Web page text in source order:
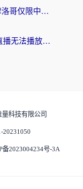
在国外看世界杯法国 VS 摩洛哥仅限中国大陆？别让地域限制拦下你的欢呼
在澳大利亚看抖音世界杯直播无法播放？海外党体育观赛终极指南来了！
科技有限公司
20231050
2023004234号-3A